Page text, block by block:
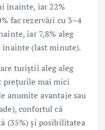
înainte, iar 22%
fac rezervări cu 3–4
iar 7,8% aleg
înainte (last minute).
turiștii aleg aleg
prețurile mai mici
anumite avantaje sau
confortul că
(35%) și posibilitatea